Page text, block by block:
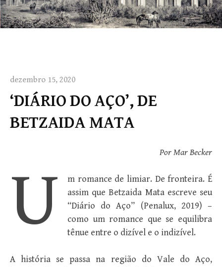
dezembro 15, 2020
‘DIÁRIO DO AÇO’, DE
BETZAIDA MATA
Por Mar Becker
U
m romance de limiar. De fronteira. É
assim que Betzaida Mata escreve seu
“Diário do Aço” (Penalux, 2019) –
como um romance que se equilibra
tênue entre o dizível e o indizível.
A história se passa na região do Vale do Aço,